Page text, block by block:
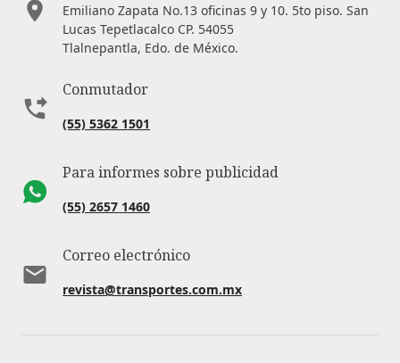
Emiliano Zapata No.13 oficinas 9 y 10. 5to piso. San
Lucas Tepetlacalco CP. 54055
Tlalnepantla, Edo. de México.
Conmutador
(55) 5362 1501
Para informes sobre publicidad
(55) 2657 1460
Correo electrónico
revista@transportes.com.mx